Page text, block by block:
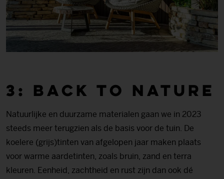
3: Back to nature
Natuurlijke en duurzame materialen gaan we in 2023
steeds meer terugzien als de basis voor de tuin. De
koelere (grijs)tinten van afgelopen jaar maken plaats
voor warme aardetinten, zoals bruin, zand en terra
kleuren. Eenheid, zachtheid en rust zijn dan ook dé